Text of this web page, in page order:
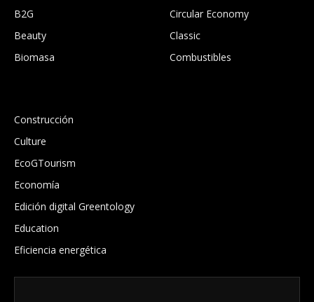
B2G
Beauty
Biomasa
Circular Economy
Classic
Combustibles
Construcción
Culture
EcoGTourism
Economía
Edición digital Greentology
Education
Eficiencia energética